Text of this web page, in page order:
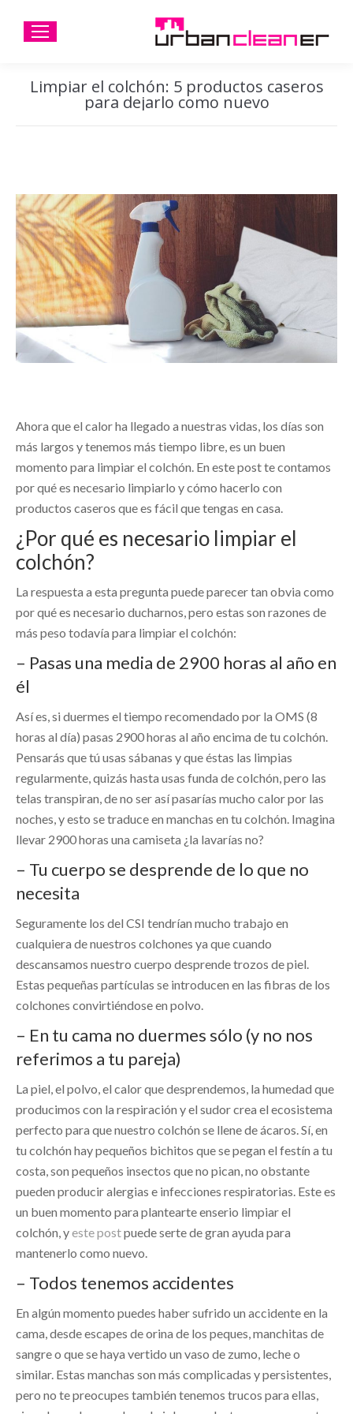
Limpiar el colchón: 5 productos caseros
para dejarlo como nuevo
Ahora que el calor ha llegado a nuestras vidas, los días son
más largos y tenemos más tiempo libre, es un buen
momento para limpiar el colchón. En este post te contamos
por qué es necesario limpiarlo y cómo hacerlo con
productos caseros que es fácil que tengas en casa.
¿Por qué es necesario limpiar el
colchón?
La respuesta a esta pregunta puede parecer tan obvia como
por qué es necesario ducharnos, pero estas son razones de
más peso todavía para limpiar el colchón:
– Pasas una media de 2900 horas al año en
él
Así es, si duermes el tiempo recomendado por la OMS (8
horas al día) pasas 2900 horas al año encima de tu colchón.
Pensarás que tú usas sábanas y que éstas las limpias
regularmente, quizás hasta usas funda de colchón, pero las
telas transpiran, de no ser así pasarías mucho calor por las
noches, y esto se traduce en manchas en tu colchón. Imagina
llevar 2900 horas una camiseta ¿la lavarías no?
– Tu cuerpo se desprende de lo que no
necesita
Seguramente los del CSI tendrían mucho trabajo en
cualquiera de nuestros colchones ya que cuando
descansamos nuestro cuerpo desprende trozos de piel.
Estas pequeñas partículas se introducen en las fibras de los
colchones convirtiéndose en polvo.
– En tu cama no duermes sólo (y no nos
referimos a tu pareja)
La piel, el polvo, el calor que desprendemos, la humedad que
producimos con la respiración y el sudor crea el ecosistema
perfecto para que nuestro colchón se llene de ácaros. Sí, en
tu colchón hay pequeños bichitos que se pegan el festín a tu
costa, son pequeños insectos que no pican, no obstante
pueden producir alergias e infecciones respiratorias. Este es
un buen momento para plantearte enserio limpiar el
colchón, yeste postpuede serte de gran ayuda para
mantenerlo como nuevo.
– Todos tenemos accidentes
En algún momento puedes haber sufrido un accidente en la
cama, desde escapes de orina de los peques, manchitas de
sangre o que se haya vertido un vaso de zumo, leche o
similar. Estas manchas son más complicadas y persistentes,
pero no te preocupes también tenemos trucos para ellas,